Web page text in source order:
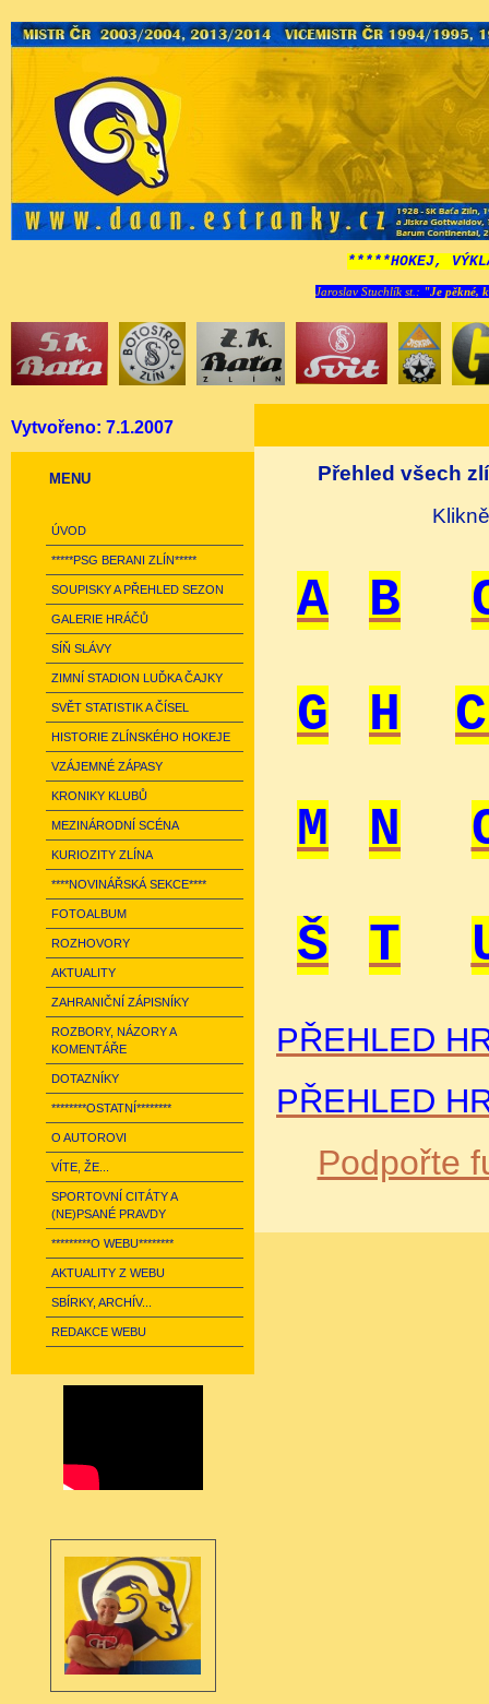
*****HOKEJ,
Jaroslav Stuchlík st.: "Je pěkné,
Vytvořeno: 7.1.2007
MENU
ÚVOD
*****PSG BERANI ZLÍN*****
SOUPISKY A PŘEHLED SEZON
GALERIE HRÁČŮ
SÍŇ SLÁVY
ZIMNÍ STADION LUĎKA ČAJKY
SVĚT STATISTIK A ČÍSEL
HISTORIE ZLÍNSKÉHO HOKEJE
VZÁJEMNÉ ZÁPASY
KRONIKY KLUBŮ
MEZINÁRODNÍ SCÉNA
KURIOZITY ZLÍNA
****NOVINÁŘSKÁ SEKCE****
FOTOALBUM
ROZHOVORY
AKTUALITY
ZAHRANIČNÍ ZÁPISNÍKY
ROZBORY, NÁZORY A
KOMENTÁŘE
DOTAZNÍKY
********OSTATNÍ********
O AUTOROVI
VÍTE, ŽE...
SPORTOVNÍ CITÁTY A
(NE)PSANÉ PRAVDY
*********O WEBU********
AKTUALITY Z WEBU
SBÍRKY, ARCHÍV...
REDAKCE WEBU
Přehled všech
A B
G
H
M
N
Š
T
PŘEHLED
PŘEHLED
Podpořte